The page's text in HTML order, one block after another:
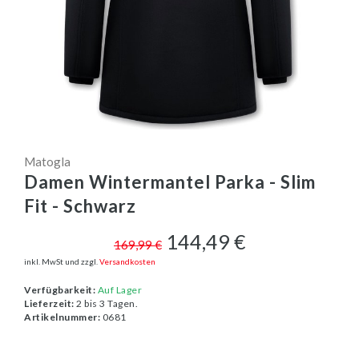
Matogla
Damen Wintermantel Parka - Slim
Fit - Schwarz
169,99 € 144,49 €
inkl. MwSt und zzgl. Versandkosten
Verfügbarkeit: Auf Lager
Lieferzeit: 2 bis 3 Tagen.
Artikelnummer: 0681